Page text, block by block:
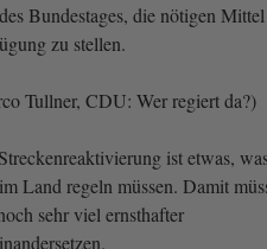
Bundestages, die nötigen
zu stellen.
Tullner, CDU: Wer regiert da?)
ist etwas,
Land regeln müssen. Damit
sehr viel ernsthafter